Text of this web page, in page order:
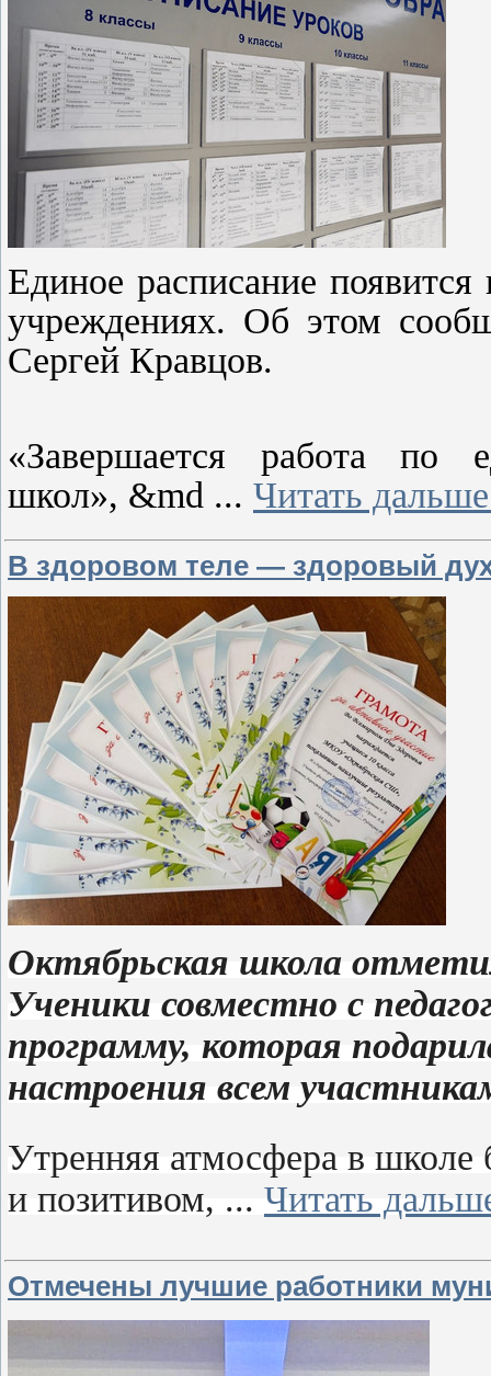
Единое расписание
учреждениях. Об этом
Сергей Кравцов.
«Завершается работа по
школ», &md ... Читать
В здоровом теле — здоровый
Октябрьская школа
Ученики совместно с
программу, которая
настроения всем
Утренняя атмосфера в школе
и позитивом, ... Читать
Отмечены лучшие работники